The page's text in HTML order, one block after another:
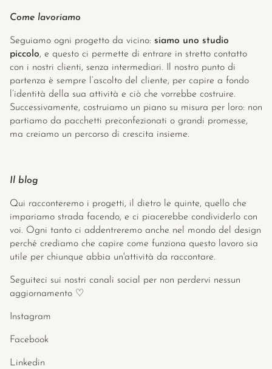
Come lavoriamo
Seguiamo ogni progetto da vicino: siamo uno studio
piccolo, e questo ci permette di entrare in stretto contatto
con i nostri clienti, senza intermediari. Il nostro punto di
partenza è sempre l’ascolto del cliente, per capire a fondo
l’identità della sua attività e ciò che vorrebbe costruire.
Successivamente, costruiamo un piano su misura per loro: non
partiamo da pacchetti preconfezionati o grandi promesse,
ma creiamo un percorso di crescita insieme.
Il blog
Qui racconteremo i progetti, il dietro le quinte, quello che
impariamo strada facendo, e ci piacerebbe condividerlo con
voi. Ogni tanto ci addentreremo anche nel mondo del design
perché crediamo che capire come funziona questo lavoro sia
utile per chiunque abbia un'attività da raccontare.
Seguiteci sui nostri canali social per non perdervi nessun
aggiornamento ♡
Instagram
Facebook
Linkedin